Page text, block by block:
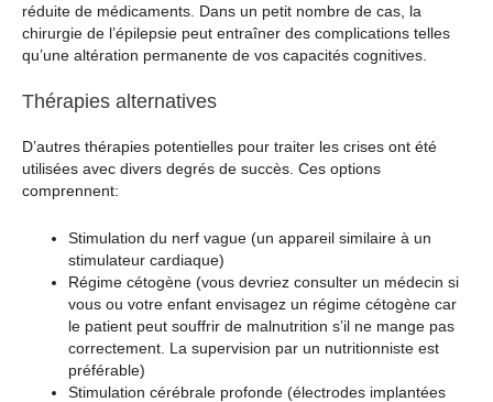
réduite de médicaments. Dans un petit nombre de cas, la
chirurgie de l’épilepsie peut entraîner des complications telles
qu’une altération permanente de vos capacités cognitives.
Thérapies alternatives
D’autres thérapies potentielles pour traiter les crises ont été
utilisées avec divers degrés de succès. Ces options
comprennent:
Stimulation du nerf vague (un appareil similaire à un
stimulateur cardiaque)
Régime cétogène (vous devriez consulter un médecin si
vous ou votre enfant envisagez un régime cétogène car
le patient peut souffrir de malnutrition s’il ne mange pas
correctement. La supervision par un nutritionniste est
préférable)
Stimulation cérébrale profonde (électrodes implantées